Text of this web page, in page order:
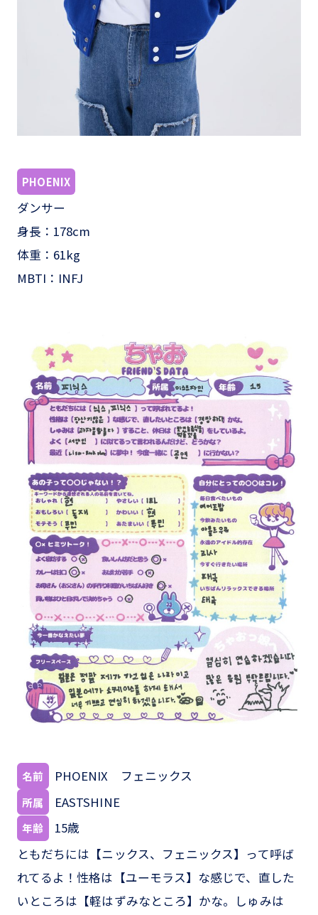
PHOENIX
ダンサー
身長：178cm
体重：61kg
MBTI：INFJ
名前 PHOENIX フェニックス
所属 EASTSHINE
年齢
15歳
ともだちには【ニックス、フェニックス】って呼ば
れてるよ！性格は【ユーモラス】な感じで、直した
いところは【軽はずみなところ】かな。しゅみは